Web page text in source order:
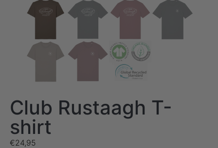
Club Rustaagh T-
shirt
€24,95